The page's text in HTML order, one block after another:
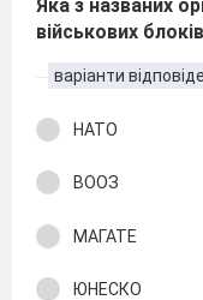
Яка з названих
військових
варіанти
НАТО
ВООЗ
МАГАТЕ
ЮНЕСКО